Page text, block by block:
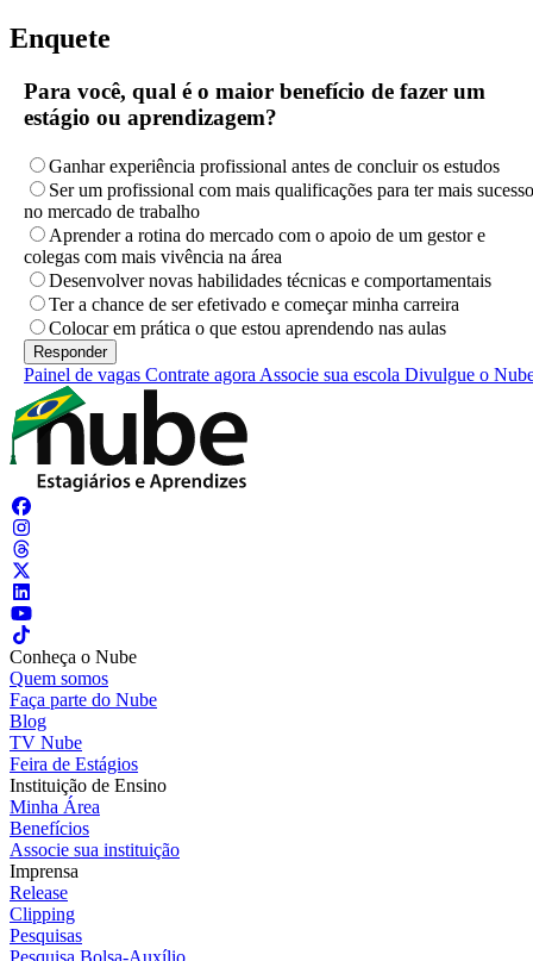
Enquete
Para você, qual é o maior benefício de fazer um
estágio ou aprendizagem?
Ganhar experiência profissional antes de concluir os estudos
Ser um profissional com mais qualificações para ter mais sucesso
no mercado de trabalho
Aprender a rotina do mercado com o apoio de um gestor e
colegas com mais vivência na área
Desenvolver novas habilidades técnicas e comportamentais
Ter a chance de ser efetivado e começar minha carreira
Colocar em prática o que estou aprendendo nas aulas
Painel de vagas Contrate agora Associe sua escola Divulgue o
Conheça o Nube
Quem somos
Faça parte do Nube
Blog
TV Nube
Feira de Estágios
Instituição de Ensino
Minha Área
Benefícios
Associe sua instituição
Imprensa
Release
Clipping
Pesquisas
Pesquisa Bolsa-Auxílio